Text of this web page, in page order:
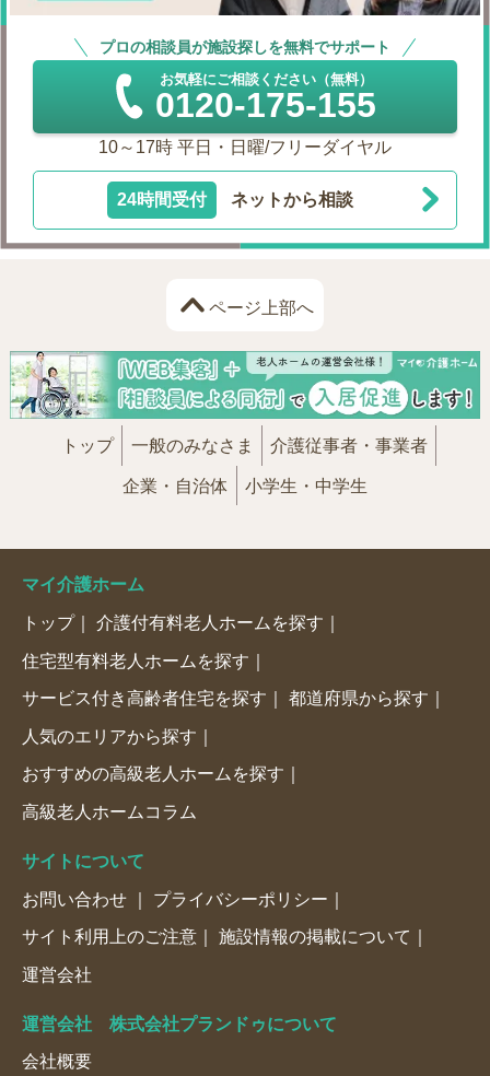
プロの相談員が施設探しを無料でサポート
お気軽にご相談ください（無料）
0120-175-155
10～17時 平日・日曜/フリーダイヤル
24時間受付 ネットから相談
ページ上部へ
トップ 一般のみなさま 介護従事者・事業者
企業・自治体 小学生・中学生
マイ介護ホーム
トップ 介護付有料老人ホームを探す
住宅型有料老人ホームを探す
サービス付き高齢者住宅を探す 都道府県から探す
人気のエリアから探す
おすすめの高級老人ホームを探す
高級老人ホームコラム
サイトについて
お問い合わせ プライバシーポリシー
サイト利用上のご注意 施設情報の掲載について
運営会社
運営会社 株式会社プランドゥについて
会社概要